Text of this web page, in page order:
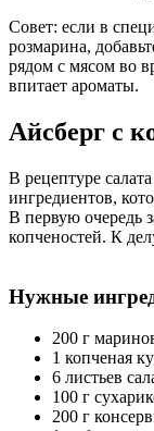
Совет: если в
розмарина,
рядом с мясом во
впитает ароматы.
Айсберг с
В рецептуре
ингредиентов,
В первую очередь
копченостей. К
Нужные
200 г
1 копченая
6 листьев
100 г
200 г